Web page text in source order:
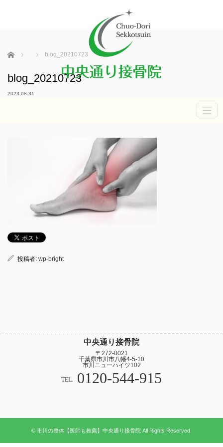
ホーム blog_20210723
blog_20210723
2023.08.31
投稿者: wp-bright
中央通り接骨院
〒272-0021
千葉県市川市八幡4-5-10
市川ニューハイツ102
TEL. 0120-544-915
© 市川の整体【医師も推薦】中央通り接骨院 All Rights Reserved.